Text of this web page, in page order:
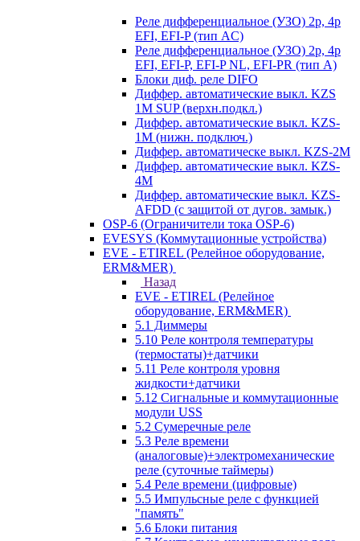
Реле дифференциальное (УЗО) 2р, 4р
EFI, EFI-P (тип AС)
Реле дифференциальное (УЗО) 2р, 4р
EFI, EFI-P, EFI-P NL, EFI-PR (тип A)
Блоки диф. реле DIFO
Диффер. автоматические выкл. KZS
1M SUP (верхн.подкл.)
Диффер. автоматические выкл. KZS-
1M (нижн. подключ.)
Диффер. автоматическе выкл. KZS-2M
Диффер. автоматические выкл. KZS-
4M
Диффер. автоматические выкл. KZS-
AFDD (с защитой от дугов. замык.)
OSP-6 (Ограничители тока OSP-6)
EVESYS (Коммутационные устройства)
EVE - ETIREL (Релейное оборудование,
ERM&MER)
Назад
EVE - ETIREL (Релейное
оборудование, ERM&MER)
5.1 Диммеры
5.10 Реле контроля температуры
(термостаты)+датчики
5.11 Реле контроля уровня
жидкости+датчики
5.12 Сигнальные и коммутационные
модули USS
5.2 Сумеречные реле
5.3 Реле времени
(аналоговые)+электромеханические
реле (суточные таймеры)
5.4 Реле времени (цифровые)
5.5 Импульсные реле с функцией
"память"
5.6 Блоки питания